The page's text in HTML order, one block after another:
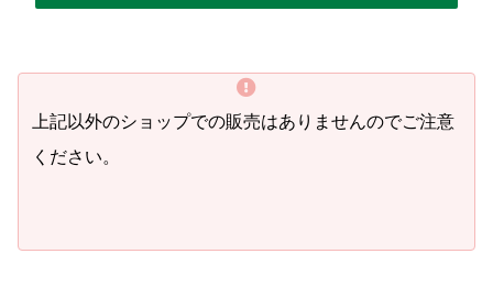
上記以外のショップでの販売はありませんのでご注意
ください。